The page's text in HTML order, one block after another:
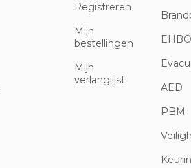
Registreren
Mijn
bestellingen
Mijn
verlanglijst
AED
PBM